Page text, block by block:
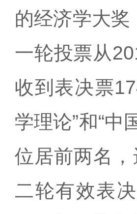
的经济学大
一轮投票从
收到表决票
学理论”和“中
位居前两名
二轮有效表